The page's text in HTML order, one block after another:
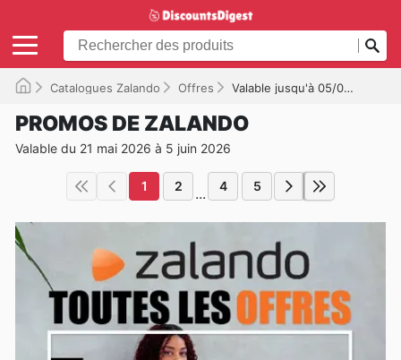
Catalogues Zalando Offres Valable jusqu'à 05/06/2026
PROMOS DE ZALANDO
Valable du 21 mai 2026 à 5 juin 2026
1 2 ... 4 5